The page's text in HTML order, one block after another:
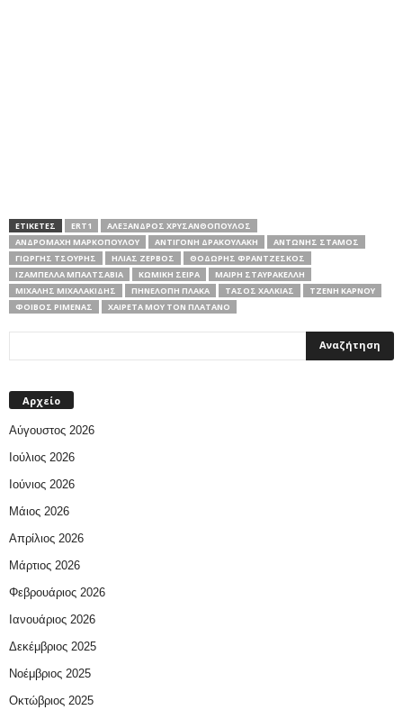
ΕΤΙΚΕΤΕΣ ERT1
ΑΛΈΞΑΝΔΡΟΣ ΧΡΥΣΑΝΘΌΠΟΥΛΟΣ
ΑΝΔΡΟΜΆΧΗ ΜΑΡΚΟΠΟΎΛΟΥ
ΑΝΤΙΓΌΝΗ ΔΡΑΚΟΥΛΆΚΗ
ΑΝΤΏΝΗΣ ΣΤΆΜΟΣ
ΓΙΩΡΓΉΣ ΤΣΟΥΡΉΣ
ΗΛΊΑΣ ΖΕΡΒΌΣ
ΘΟΔΩΡΉΣ ΦΡΑΝΤΖΈΣΚΟΣ
ΙΖΑΜΠΈΛΛΑ ΜΠΑΛΤΣΑΒΙΆ
ΚΩΜΙΚΉ ΣΕΙΡΆ
ΜΑΊΡΗ ΣΤΑΥΡΑΚΈΛΛΗ
ΜΙΧΆΛΗΣ ΜΙΧΑΛΑΚΊΔΗΣ
ΠΗΝΕΛΌΠΗ ΠΛΆΚΑ ΤΆΣΟΣ ΧΑΛΚΙΆΣ
ΤΖΈΝΗ ΚΆΡΝΟΥ
ΦΟΊΒΟΣ ΡΙΜΈΝΑΣ
ΧΑΙΡΈΤΑ ΜΟΥ ΤΟΝ ΠΛΆΤΑΝΟ
Αρχείο
Αύγουστος 2026
Ιούλιος 2026
Ιούνιος 2026
Μάιος 2026
Απρίλιος 2026
Μάρτιος 2026
Φεβρουάριος 2026
Ιανουάριος 2026
Δεκέμβριος 2025
Νοέμβριος 2025
Οκτώβριος 2025